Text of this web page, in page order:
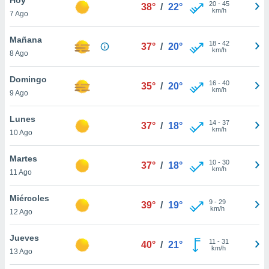
y
en
más
de
7 Ago
38° / 22° 20- 45
km/h
Mañana
8 Ago
37° / 20° 18- 42
km/h
Domingo
9 Ago
35° / 20° 16- 40
km/h
Lunes
10 Ago
37° / 18° 14- 37
km/h
Martes
11 Ago
37° / 18° 10- 30
km/h
Miércoles
12 Ago
39° / 19° 9- 29
km/h
Jueves
13 Ago
40° / 21° 11 - 31
km/h